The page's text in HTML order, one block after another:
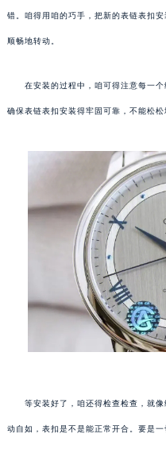
错。咱得用咱的巧手，把新的表链表扣
顺畅地转动。
在安装的过程中，咱可得注意每一个
确保表链表扣安装得牢固可靠，不能松
等安装好了，咱还得检查检查，就像
动自如，表扣是不是能正常开合。要是